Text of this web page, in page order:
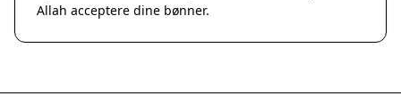
Allah acceptere dine bønner.